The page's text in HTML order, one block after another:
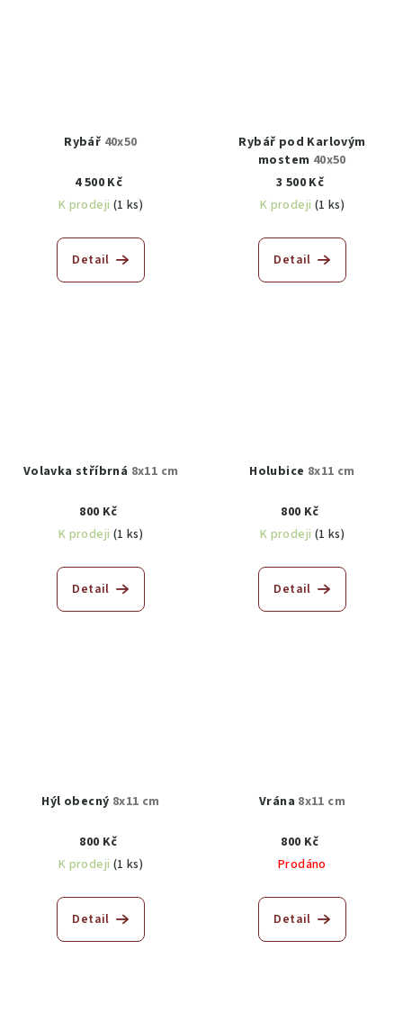
Rybář 40x50
4 500 Kč
K prodeji (1 ks)
Detail
Rybář pod Karlovým
mostem 40x50
3 500 Kč
K prodeji (1 ks)
Detail
Volavka stříbrná 8x11 cm
800 Kč
K prodeji (1 ks)
Detail
Holubice 8x11 cm
800 Kč
K prodeji (1 ks)
Detail
Hýl obecný 8x11 cm
800 Kč
K prodeji (1 ks)
Detail
Vrána 8x11 cm
800 Kč
Prodáno
Detail